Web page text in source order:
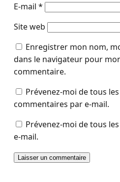
E-mail *
Site web
Enregistrer mon nom,
dans le navigateur pour
commentaire.
Prévenez-moi de tous
commentaires par e-mail.
Prévenez-moi de tous
e-mail.